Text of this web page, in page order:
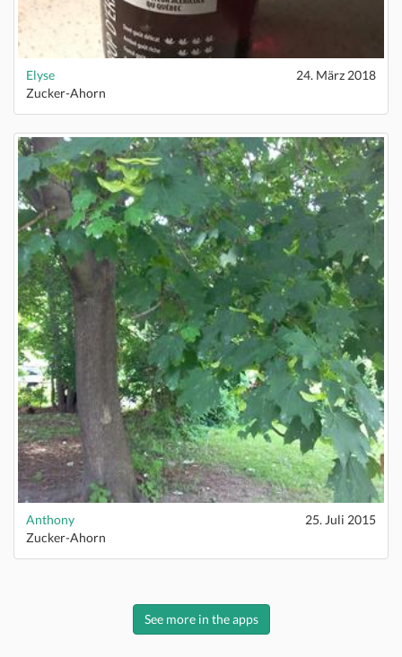
Elyse
24. März 2018
Zucker-Ahorn
Anthony
25. Juli 2015
Zucker-Ahorn
See more in the apps